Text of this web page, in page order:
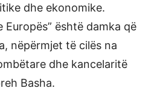
dhe ekonomike.
Europës” është damka që
nëpërmjet të cilës na
dhe kancelaritë
Basha.